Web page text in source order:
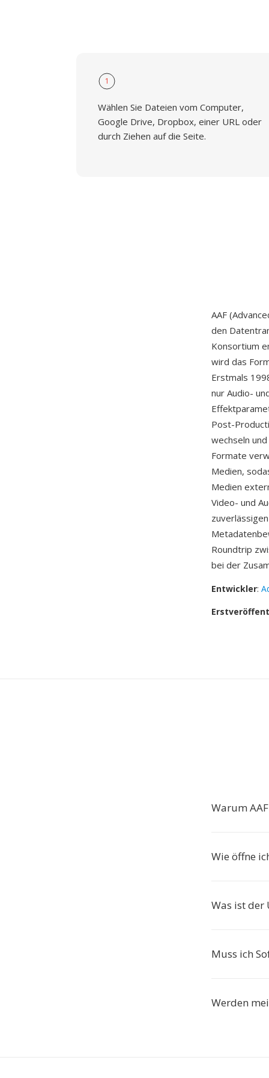
1
Wählen Sie Dateien vom Computer,
Google Drive, Dropbox, einer URL oder
durch Ziehen auf die Seite.
AAF
den
Konsortium
wird das
Erstmals
nur Audio-
Post-
wechseln
Formate
Medien,
Medien
Video- und
Roundtrip
bei der
Entwickler:
Warum
Wie öffne
Was ist der
Muss ich
Werden